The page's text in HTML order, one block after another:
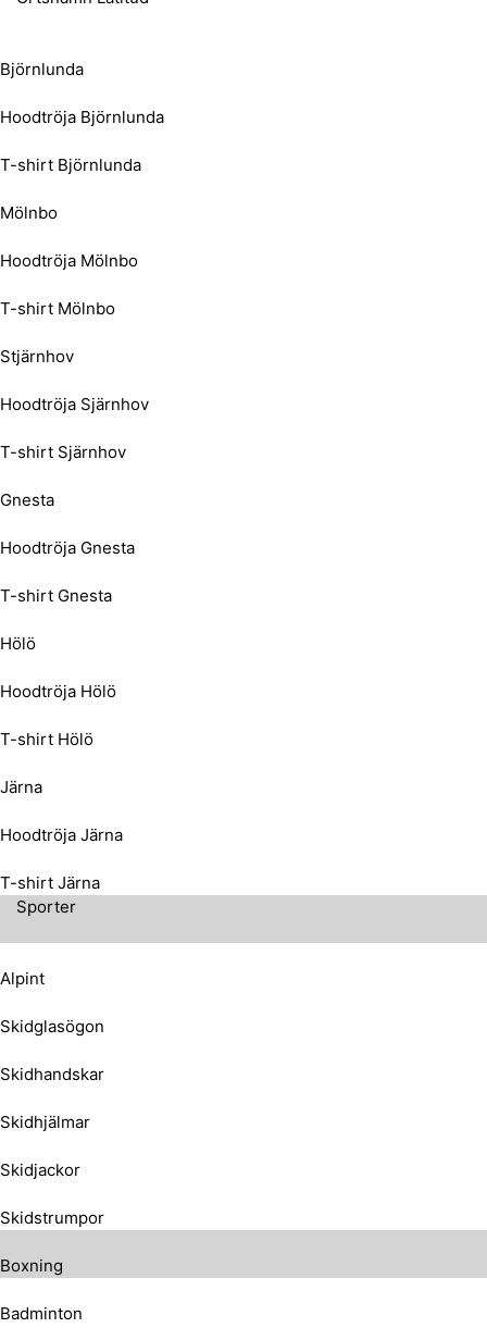
Björnlunda
Hoodtröja Björnlunda
T-shirt Björnlunda
Mölnbo
Hoodtröja Mölnbo
T-shirt Mölnbo
Stjärnhov
Hoodtröja Sjärnhov
T-shirt Sjärnhov
Gnesta
Hoodtröja Gnesta
T-shirt Gnesta
Hölö
Hoodtröja Hölö
T-shirt Hölö
Järna
Hoodtröja Järna
T-shirt Järna
Sporter
Alpint
Skidglasögon
Skidhandskar
Skidhjälmar
Skidjackor
Skidstrumpor
Boxning
Badminton